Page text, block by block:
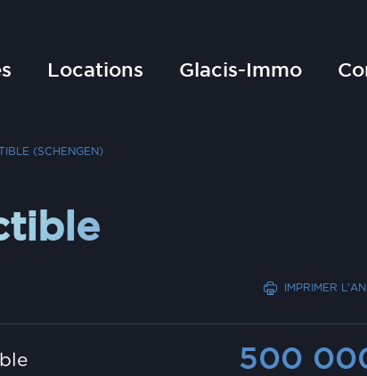
Locations Glacis-Immo
(SCHENGEN)
IMPRIMER
500